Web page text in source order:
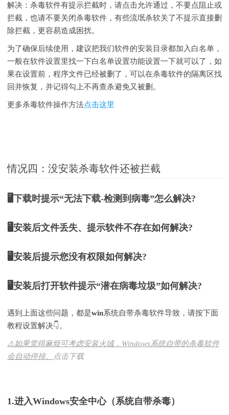
解决：杀毒软件有提示拦截时， 请点击允许通过，不要点阻止或
拦截，也请不要关闭杀毒软件，有些流氓杀软关了不提示直接删
除拦截，更容易造成困扰。
为了确保后续使用，建议把我们软件的安装目录都加入白名单，
一般在软件设置里找一下白名单设置功能设置一下就可以了，如
果在设置前，程序文件已经被删了，可以在杀毒软件的隔离区找
回并恢复，并记得勾上不再查杀避免又被删。
更多杀毒软件操作方法点击这里
情况四：没安装杀毒软件还被拦截
🖥️下载时提示“无法下载-检测到病毒”怎么解决?
🖥️安装后文件丢失、提示软件不存在如何解决?
🖥️安装后提示您没有权限如何解决?
🖥️安装后打开软件提示“潜在病毒垃圾”如何解决?
遇到上面这些问题，都是win系统自带杀毒软件导致，请按下面
教程设置解决👇。
⚠️如果觉得麻烦可考虑安装火绒，Windows系统自带的杀毒软件
会自动停掉。
点击下载
1.进入Windows安全中心（系统自带杀毒）